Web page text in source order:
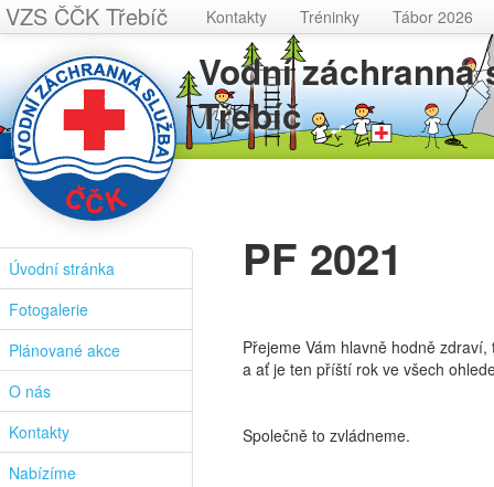
VZS ČČK Třebíč Kontakty Tréninky Tábor 2026
Vodní záchranná
Třebíč
Úvodní stránka
Fotogalerie
Plánované akce
O nás
Kontakty
Nabízíme
PF 2021
Přejeme Vám hlavně hodně
a ať je ten příští rok ve všech
Společně to zvládneme.